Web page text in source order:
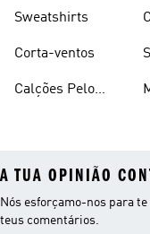
Sweatshirts
Corta-ventos
Calções Pelo
A TUA OPINIÃO
Nós esforçamo-nos para
teus comentários.